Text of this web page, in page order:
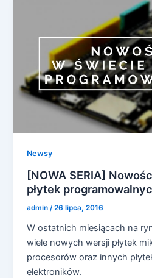
Newsy
[NOWA SERIA]
płytek
admin/26 lipca, 2016
W ostatnich miesiącach na
wiele nowych wersji płytek
procesorów oraz innych
elektroników.